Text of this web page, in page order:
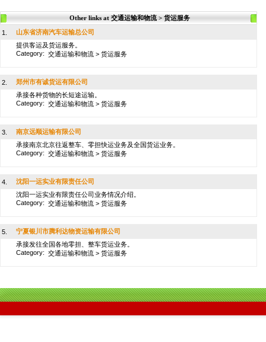
Other links at 交通运输和物流 > 货运服务
1.
山东省济南汽车运输总公司
提供客运及货运服务。
Category: 交通运输和物流 > 货运服务
2.
郑州市有诚货运有限公司
承接各种货物的长短途运输。
Category: 交通运输和物流 > 货运服务
3.
南京远顺运输有限公司
承接南京北京往返整车、零担快运业务及全国货运业务。
Category: 交通运输和物流 > 货运服务
4.
沈阳一运实业有限责任公司
沈阳一运实业有限责任公司业务情况介绍。
Category: 交通运输和物流 > 货运服务
5.
宁夏银川市腾利达物资运输有限公司
承接发往全国各地零担、整车货运业务。
Category: 交通运输和物流 > 货运服务